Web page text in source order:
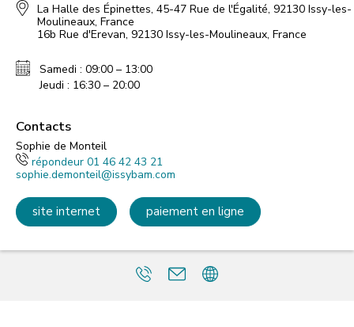
La Halle des Épinettes, 45-47 Rue de l'Égalité, 92130 Issy-les-
Moulineaux, France
16b Rue d'Erevan, 92130 Issy-les-Moulineaux, France
Samedi : 09:00 – 13:00
Jeudi : 16:30 – 20:00
Contacts
Sophie de Monteil
répondeur 01 46 42 43 21
sophie.demonteil@issybam.com
site internet paiement en ligne